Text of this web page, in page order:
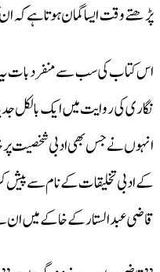
پڑھتے وقت ایسا گمان ہوتا ہے کہ
اس کتاب کی سب سے منفرد بات
نگاری کی روایت میں ایک بالکل
انہوں نے جس بھی ادبی شخصیت
کے ادبی تخلیقات کے نام سے
قاضی عبدالستار کے خاکے میں ان